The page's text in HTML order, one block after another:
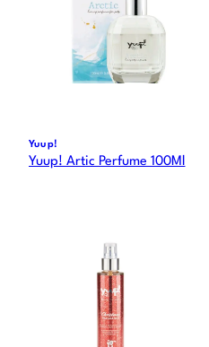
Yuup!
Yuup! Artic Perfume 100Ml